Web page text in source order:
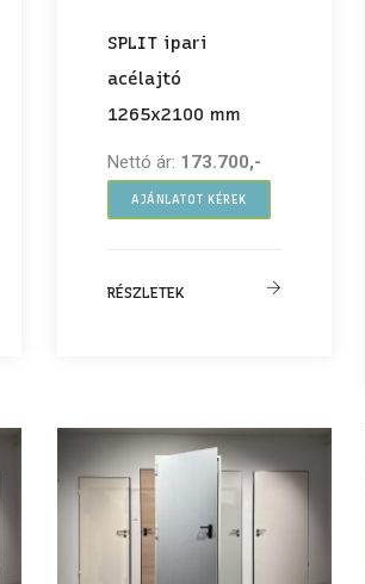
SPLIT ipari
acélajtó
1265x2100 mm
Nettó ár: 173.700,-
AJÁNLATOT KÉREK
RÉSZLETEK